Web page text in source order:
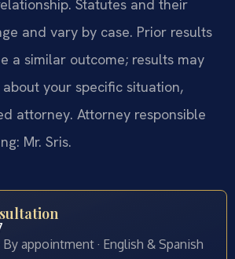
Statutes and their
and vary by case. Prior results
a similar outcome; results may
your specific situation,
attorney. Attorney responsible
Mr. Sris.
appointment · English & Spanish